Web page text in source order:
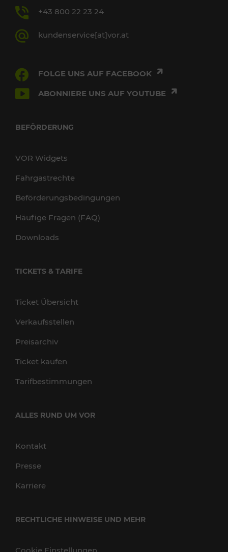
+43 800 22 23 24
kundenservice[at]vor.at
FOLGE UNS AUF FACEBOOK
ABONNIERE UNS AUF YOUTUBE
BEFÖRDERUNG
VOR Widgets
Fahrgastrechte
Beförderungsbedingungen
Häufige Fragen (FAQ)
Downloads
TICKETS & TARIFE
Ticket Übersicht
Verkaufsstellen
Preisarchiv
Ticket kaufen
Tarifbestimmungen
ALLES RUND UM VOR
Kontakt
Presse
Karriere
RECHTLICHE HINWEISE UND MEHR